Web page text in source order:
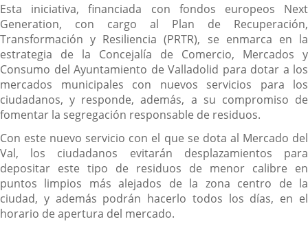
Esta iniciativa, financiada con fondos europeos Next
Generation, con cargo al Plan de Recuperación,
Transformación y Resiliencia (PRTR), se enmarca en la
estrategia de la Concejalía de Comercio, Mercados y
Consumo del Ayuntamiento de Valladolid para dotar a los
mercados municipales con nuevos servicios para los
ciudadanos, y responde, además, a su compromiso de
fomentar la segregación responsable de residuos.
Con este nuevo servicio con el que se dota al Mercado del
Val, los ciudadanos evitarán desplazamientos para
depositar este tipo de residuos de menor calibre en
puntos limpios más alejados de la zona centro de la
ciudad, y además podrán hacerlo todos los días, en el
horario de apertura del mercado.